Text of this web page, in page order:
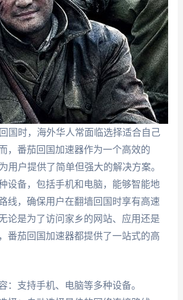
国时，海外华人常面临选择适合自己
，番茄回国加速器作为一个高效的
用户提供了简单但强大的解决方案。
设备，包括手机和电脑，能够智能地
线，确保用户在翻墙回国时享有高速
论是为了访问家乡的网站、应用还是
番茄回国加速器都提供了一站式的高
：支持手机、电脑等多种设备。